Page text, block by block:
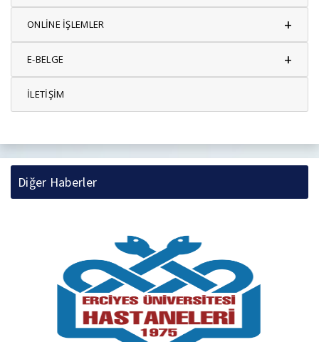
ONLİNE İŞLEMLER +
E-BELGE +
İLETİŞİM
Diğer Haberler